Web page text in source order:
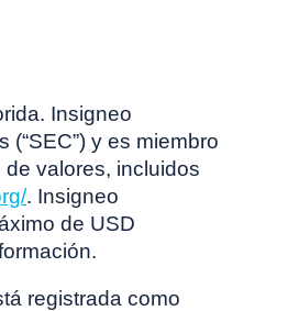
Insigneo
y es miembro
de valores, incluidos
. Insigneo
de USD
registrada como